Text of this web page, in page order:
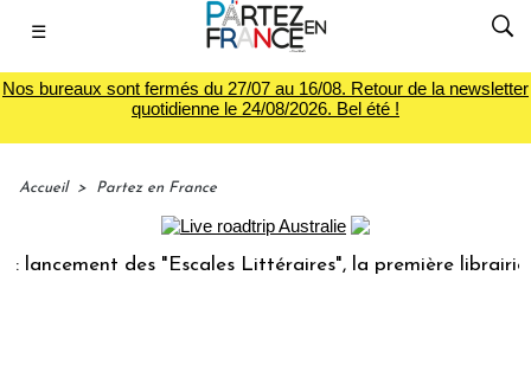
☰
Nos bureaux sont fermés du 27/07 au 16/08. Retour de la newsletter
quotidienne le 24/08/2026. Bel été !
Accueil > Partez en France
des "Escales Littéraires", la première librairie du